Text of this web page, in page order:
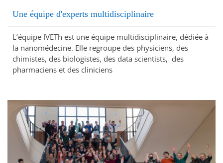
Une équipe d'experts multidisciplinaire
L’équipe IVETh est une équipe multidisciplinaire, dédiée à
la nanomédecine. Elle regroupe des physiciens, des
chimistes, des biologistes, des data scientists, des
pharmaciens et des cliniciens